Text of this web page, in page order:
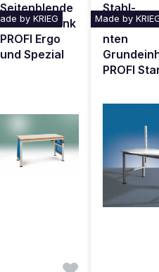
by KRIEG
Seitenblende
für Werkbank
PROFI Ergo
und Spezial
Made by
Stahl-
nten
PROFI